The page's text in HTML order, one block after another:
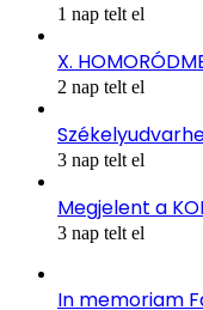
1 nap telt el
X.
2 nap telt el
3 nap telt el
Megjelent a
3 nap telt el
In memoriam